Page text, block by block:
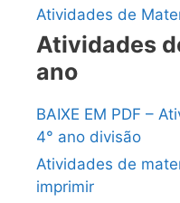
Atividades de
Atividades
ano
BAIXE EM PDF –
4° ano divisão
Atividades de
imprimir